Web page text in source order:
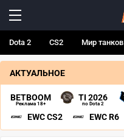
Dota 2 CS2 Мир танков
АКТУАЛЬНОЕ
BETBOOM
Реклама 18+
TI 2026
по Dota 2
EWC CS2 EWC R6